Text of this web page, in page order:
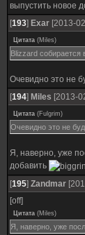
выпустить новое
[193] Exar [2013-
Цитата (Miles)
Blizzard собирается
Очевидно это не
[194] Miles [2013-
Цитата (Fulgrim)
Очевидно это не
Я, наверно, уже
добавить
[195] Zandmar
[off]
Цитата (Miles)
Я, наверно, уже